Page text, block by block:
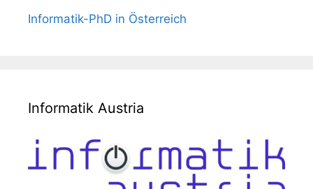
Informatik-PhD in Österreich
Informatik Austria